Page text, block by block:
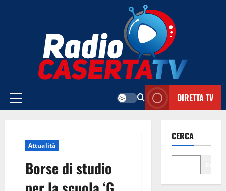
Menu
DIRETTA TV
Attualità
Borse di studio
CERCA